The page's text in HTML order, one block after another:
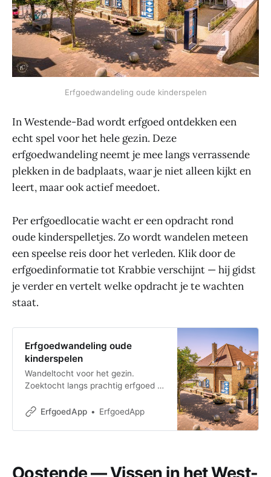
Erfgoedwandeling oude kinderspelen
In Westende-Bad wordt erfgoed ontdekken een
echt spel voor het hele gezin. Deze
erfgoedwandeling neemt je mee langs verrassende
plekken in de badplaats, waar je niet alleen kijkt en
leert, maar ook actief meedoet.
Per erfgoedlocatie wacht er een opdracht rond
oude kinderspelletjes. Zo wordt wandelen meteen
een speelse reis door het verleden. Klik door de
erfgoedinformatie tot Krabbie verschijnt — hij gidst
je verder en vertelt welke opdracht je te wachten
staat.
Erfgoedwandeling oude
kinderspelen
Wandeltocht voor het gezin.
Zoektocht langs prachtig erfgoed in
opdrachten rond oude
erf
ErfgoedApp ErfgoedApp